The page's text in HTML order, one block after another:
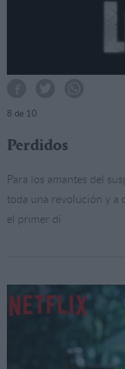
8 de 10
Perdidos
Para los amantes del
toda una revolución y a
el primer dí